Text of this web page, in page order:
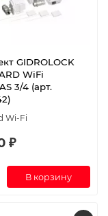
GIDROLOCK
WiFi
3/4 (арт.
Wi-Fi
₽
В корзину